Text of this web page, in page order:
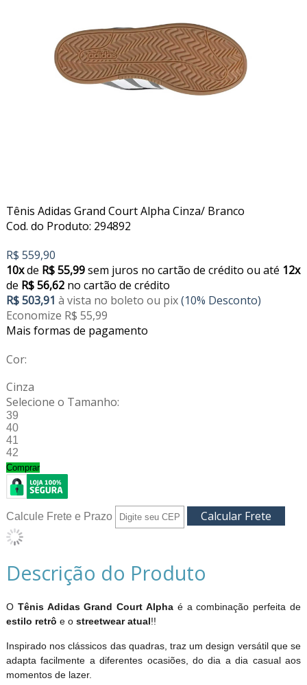
Tênis Adidas Grand Court Alpha Cinza/ Branco
Cod. do Produto: 294892
R$ 559,90
10xde R$ 55,99sem juros no cartão de crédito ou até 12x
de R$ 56,62no cartão de crédito
R$ 503,91 à vista no boleto ou pix(10% Desconto)
Economize R$ 55,99
Mais formas de pagamento
Cor:
Cinza
Selecione o Tamanho:
39
40
41
42
Comprar
Calcule Frete e Prazo
Descrição do Produto
O Tênis Adidas Grand Court Alpha é a combinação perfeita de
estilo retrô e o streetwear atual!!
Inspirado nos clássicos das quadras, traz um design versátil que se
adapta facilmente a diferentes ocasiões, do dia a dia casual aos
momentos de lazer.